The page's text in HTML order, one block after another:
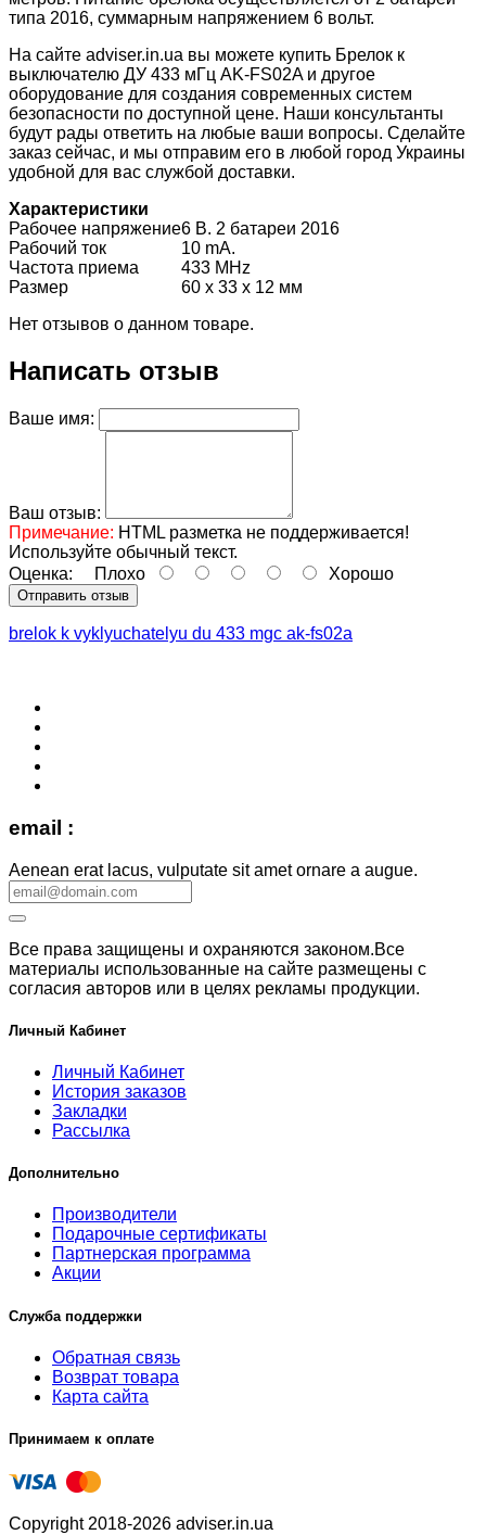
типа 2016, суммарным напряжением 6 вольт.
На сайте adviser.in.ua вы можете купить Брелок к
выключателю ДУ 433 мГц AK-FS02A и другое
оборудование для создания современных систем
безопасности по доступной цене. Наши консультанты
будут рады ответить на любые ваши вопросы. Сделайте
заказ сейчас, и мы отправим его в любой город Украины
удобной для вас службой доставки.
Характеристики
Рабочее напряжение6 В. 2 батареи 2016
Рабочий ток
10 mA.
Частота приема
433 MHz
Размер
60 х 33 х 12 мм
Нет отзывов о данном товаре.
Написать отзыв
Ваше имя:
Ваш отзыв:
Примечание: HTML разметка не поддерживается!
Используйте обычный текст.
Оценка: Плохо Хорошо
Отправить отзыв
brelok k vyklyuchatelyu du 433 mgc ak-fs02a
email :
Aenean erat lacus, vulputate sit amet ornare a augue.
Все права защищены и охраняются законом.Все
материалы использованные на сайте размещены с
согласия авторов или в целях рекламы продукции.
Личный Кабинет
Личный Кабинет
История заказов
Закладки
Рассылка
Дополнительно
Производители
Подарочные сертификаты
Партнерская программа
Акции
Служба поддержки
Обратная связь
Возврат товара
Карта сайта
Принимаем к оплате
Copyright 2018-2026 adviser.in.ua